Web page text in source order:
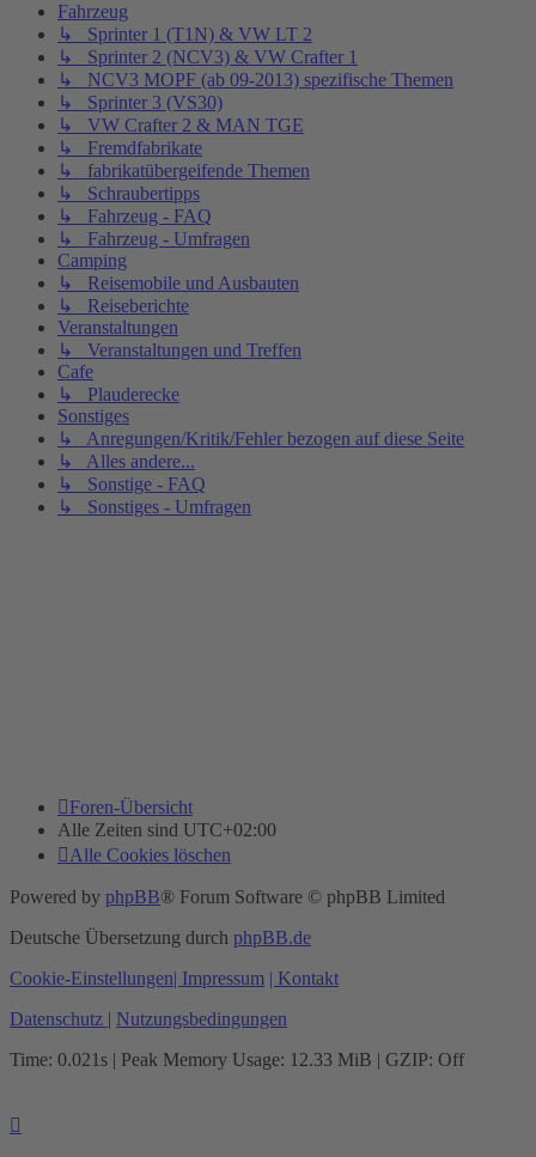
Fahrzeug
↳ Sprinter 1 (T1N) & VW LT 2
↳ Sprinter 2 (NCV3) & VW Crafter 1
↳ NCV3 MOPF (ab 09-2013) spezifische Themen
↳ Sprinter 3 (VS30)
↳ VW Crafter 2 & MAN TGE
↳ Fremdfabrikate
↳ fabrikatübergeifende Themen
↳ Schraubertipps
↳ Fahrzeug - FAQ
↳ Fahrzeug - Umfragen
Camping
↳ Reisemobile und Ausbauten
↳ Reiseberichte
Veranstaltungen
↳ Veranstaltungen und Treffen
Cafe
↳ Plauderecke
Sonstiges
↳ Anregungen/Kritik/Fehler bezogen auf diese Seite
↳ Alles andere...
↳ Sonstige - FAQ
↳ Sonstiges - Umfragen
Foren-Übersicht
Alle Zeiten sind UTC+02:00
Alle Cookies löschen
Powered by phpBB® Forum Software © phpBB Limited
Deutsche Übersetzung durch phpBB.de
Cookie-Einstellungen| Impressum | Kontakt
Datenschutz | Nutzungsbedingungen
Time: 0.021s | Peak Memory Usage: 12.33 MiB | GZIP: Off